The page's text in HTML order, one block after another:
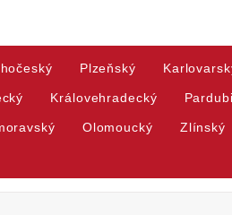
Plzeňský
Královehradecký
Olomoucký Zlínský